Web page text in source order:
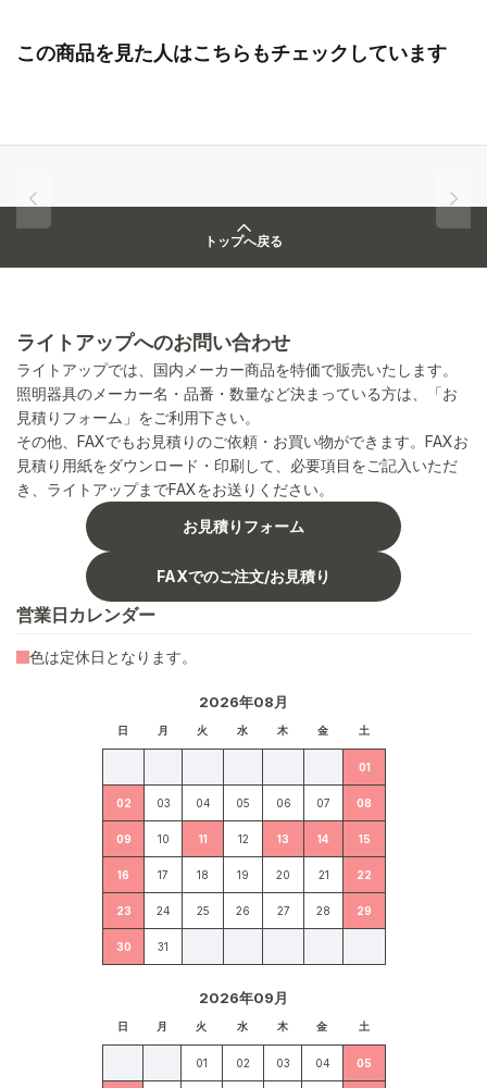
この商品を見た人はこちらもチェックしています
トップへ戻る
ライトアップへのお問い合わせ
ライトアップでは、国内メーカー商品を特価で販売いたします。
照明器具のメーカー名・品番・数量など決まっている方は、「お
見積りフォーム」をご利用下さい。
その他、FAXでもお見積りのご依頼・お買い物ができます。FAXお
見積り用紙をダウンロード・印刷して、必要項目をご記入いただ
き、ライトアップまでFAXをお送りください。
お見積りフォーム
FAXでのご注文/お見積り
営業日カレンダー
2026年08月
日 月 火 水 木 金 土
01
02 03 04 05 06 07 08
09 10 11 12 13 14 15
16 17 18 19 20 21 22
23 24 25 26 27 28 29
30 31
2026年09月
日 月 火 水 木 金 土
01 02 03 04 05
色は定休日となります。